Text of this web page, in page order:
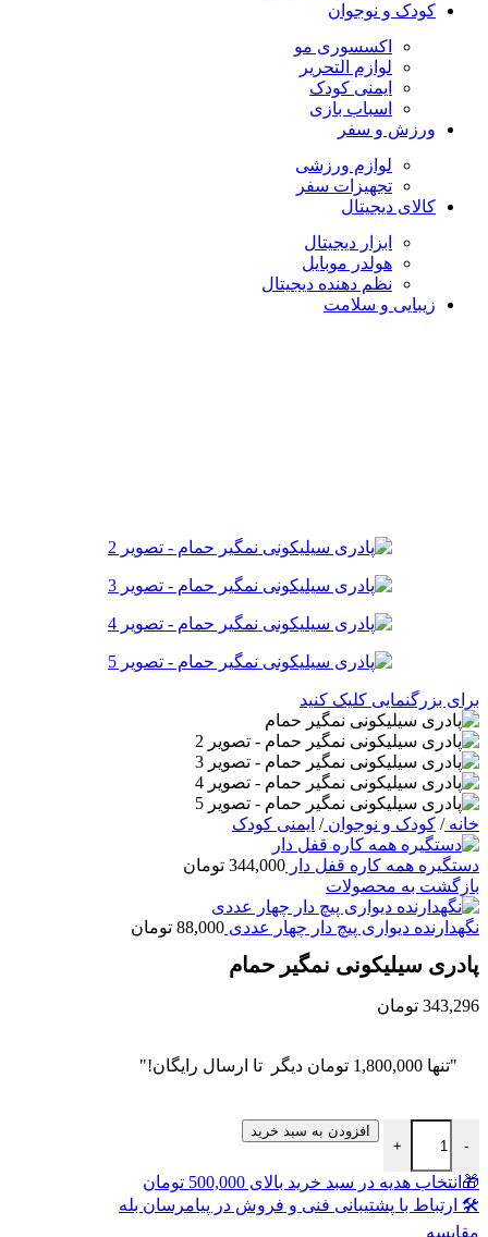
کودک و نوجوان
اکسسوری مو
لوازم التحریر
ایمنی کودک
اسباب بازی
ورزش و سفر
لوازم ورزشی
تجهیزات سفر
کالای دیجیتال
ابزار دیجیتال
هولدر موبایل
نظم دهنده دیجیتال
زیبایی و سلامت
برای بزرگنمایی کلیک کنید
خانه/ کودک و نوجوان/ ایمنی کودک
دستگیره همه کاره قفل دار 344,000 تومان
بازگشت به محصولات
نگهدارنده دیواری پیچ دار چهار عددی 88,000 تومان
پادری سیلیکونی نمگیر حمام
343,296 تومان
"تنها 1,800,000 تومان دیگر تا ارسال رایگان!"
-
پادری سیلیکونی نمگیر حمام عدد
+
افزودن به سبد خرید
🎁انتخاب هدیه در سبد خرید بالای 500,000 تومان
🛠 ارتباط با پشتیبانی فنی و فروش در پیامرسان بله
مقايسه